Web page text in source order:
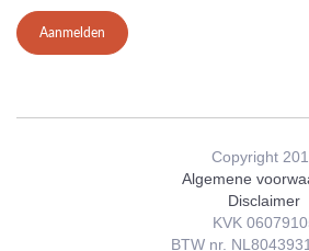
Aanmelden
Copyright
Algemene
Disclaimer
KVK
BTW nr.